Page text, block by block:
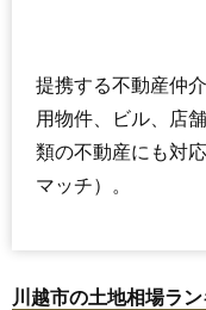
提携する不動産仲
用物件、ビル、店
類の不動産にも対
マッチ）。
川越市の土地相場ラン